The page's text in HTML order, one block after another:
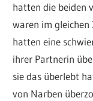
hatten die beiden
waren im gleichen
hatten eine
ihrer Partnerin
sie das überlebt
von Narben